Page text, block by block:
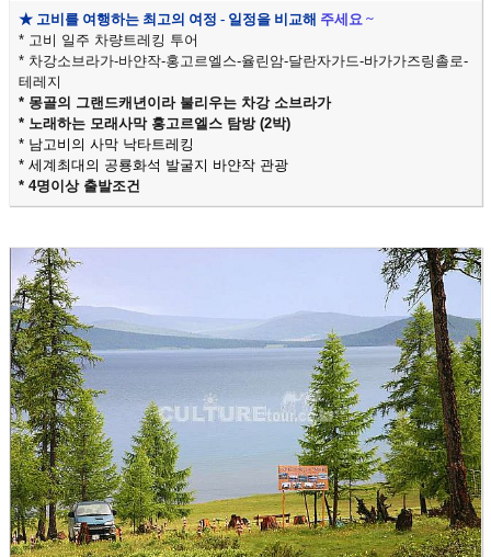
★ 고비를 여행하는 최고의 여정 - 일정을 비교해 주세요 ~
* 고비 일주 차량트레킹 투어
* 차강소브라가-바얀작-홍고르엘스-율린암-달란자가드-바가가즈링촐로-
테레지
* 몽골의 그랜드캐년이라 불리우는 차강 소브라가
* 노래하는 모래사막 홍고르엘스 탐방 (2박)
* 남고비의 사막 낙타트레킹
* 세계최대의 공룡화석 발굴지 바얀작 관광
* 4명이상 출발조건